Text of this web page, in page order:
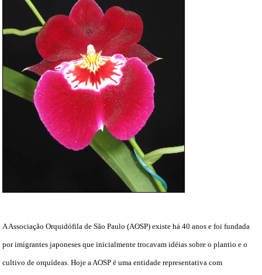
A Associação Orquidófila de São Paulo (AOSP) existe há 40 anos e foi fundada
por imigrantes japoneses que inicialmente trocavam idéias sobre o plantio e o
cultivo de orquídeas. Hoje a AOSP é uma entidade representativa com